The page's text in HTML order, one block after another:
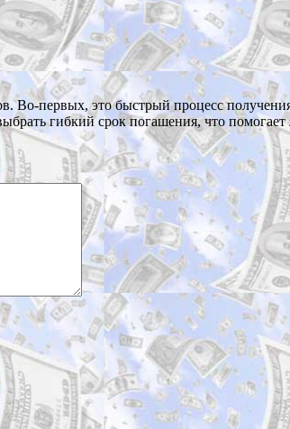
Во-первых, это быстрый процесс
гибкий срок погашения, что